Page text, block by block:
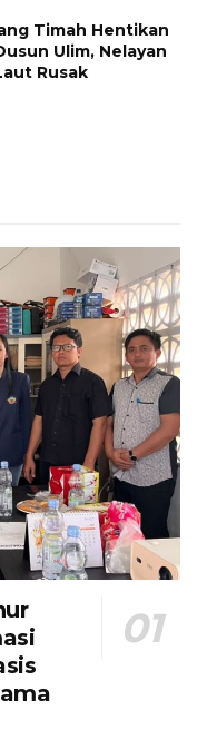
Timah Hentikan
Ulim, Nelayan
Rusak